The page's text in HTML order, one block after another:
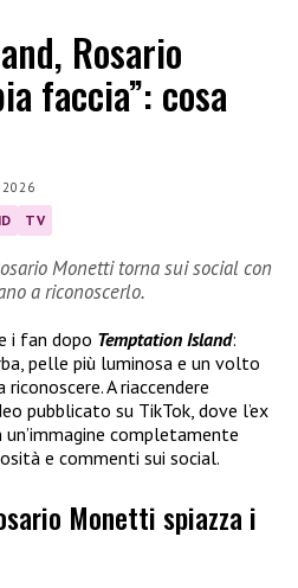
Rosario
faccia”: cosa
TV
Monetti torna sui social con
a riconoscerlo.
i fan dopo Temptation Island:
pelle più luminosa e un volto
A riaccendere
pubblicato su TikTok, dove l’ex
completamente
e commenti sui social.
Monetti spiazza i